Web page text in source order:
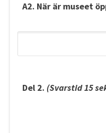
A2. När är museet
Del 2. (Svarstid 15